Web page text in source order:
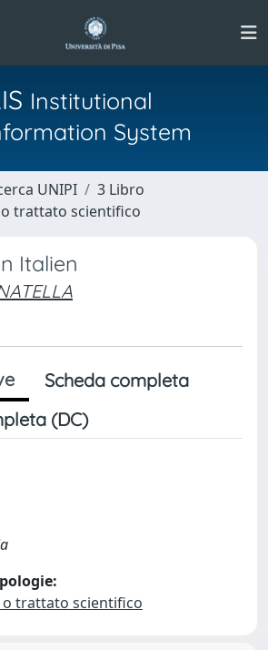
Institutional
System
UNIPI
3 Libro
trattato scientifico
Italien
Scheda completa
(DC)
trattato scientifico